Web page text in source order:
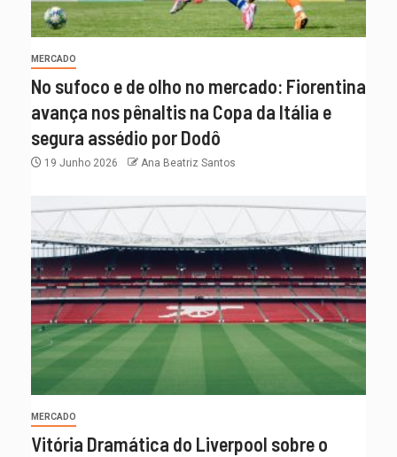
MERCADO
No sufoco e de olho no mercado: Fiorentina
avança nos pênaltis na Copa da Itália e
segura assédio por Dodô
19 Junho 2026 Ana Beatriz Santos
MERCADO
Vitória Dramática do Liverpool sobre o